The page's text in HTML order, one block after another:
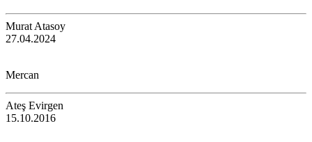
Murat Atasoy
27.04.2024
Mercan
Ateş Evirgen
15.10.2016